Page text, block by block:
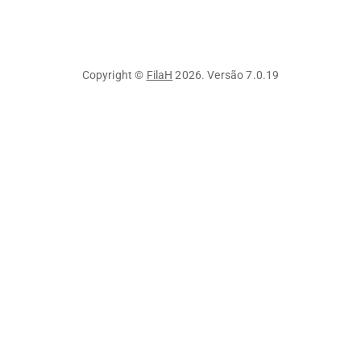
Copyright © FilaH 2026. Versão7.0.19